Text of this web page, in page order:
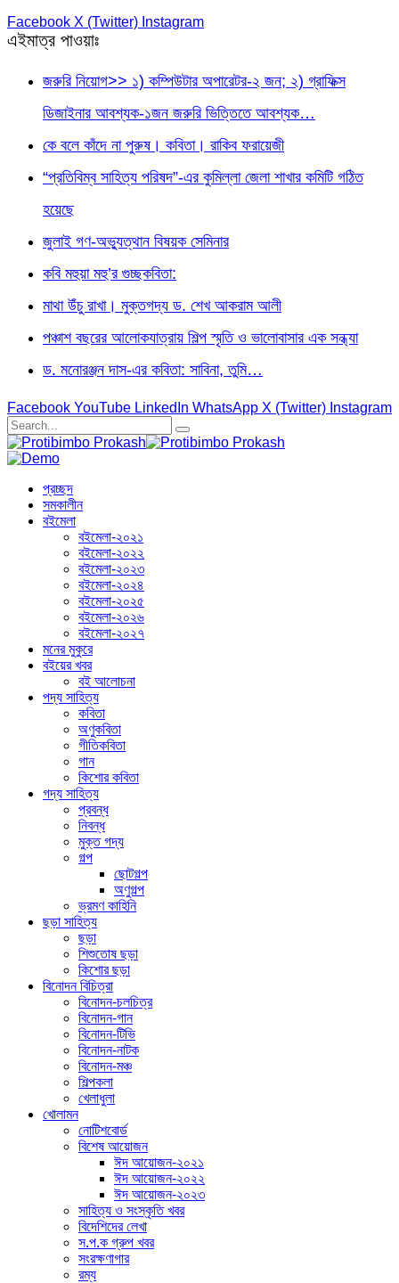
Facebook X (Twitter) Instagram
এইমাত্র পাওয়াঃ
জরুরি নিয়োগ>> ১) কম্পিউটার অপারেটর-২ জন; ২) গ্রাফিক্স
ডিজাইনার আবশ্যক-১জন জরুরি ভিত্তিতে আবশ্যক…
কে বলে কাঁদে না পুরুষ। কবিতা। রাকিব ফরায়েজী
“প্রতিবিম্ব সাহিত্য পরিষদ”-এর কুমিল্লা জেলা শাখার কমিটি গঠিত
হয়েছে
জুলাই গণ-অভ্যুত্থান বিষয়ক সেমিনার
কবি মহুয়া মহু’র গুচ্ছকবিতা:
মাথা উঁচু রাখা। মুক্তগদ্য ড. শেখ আকরাম আলী
পঞ্চাশ বছরের আলোকযাত্রায় শিল্প স্মৃতি ও ভালোবাসার এক সন্ধ্যা
ড. মনোরঞ্জন দাস-এর কবিতা: সাবিনা, তুমি…
Facebook YouTube LinkedIn WhatsApp X (Twitter) Instagram
প্রচ্ছদ
সমকালীন
বইমেলা
বইমেলা-২০২১
বইমেলা-২০২২
বইমেলা-২০২৩
বইমেলা-২০২৪
বইমেলা-২০২৫
বইমেলা-২০২৬
বইমেলা-২০২৭
মনের মুকুরে
বইয়ের খবর
বই আলোচনা
পদ্য সাহিত্য
কবিতা
অণুকবিতা
গীতিকবিতা
গান
কিশোর কবিতা
গদ্য সাহিত্য
প্রবন্ধ
নিবন্ধ
মুক্ত গদ্য
গল্প
ছোটগল্প
অণুগল্প
ভ্রমণ কাহিনি
ছড়া সাহিত্য
ছড়া
শিশুতোষ ছড়া
কিশোর ছড়া
বিনোদন বিচিত্রা
বিনোদন-চলচিত্র
বিনোদন-গান
বিনোদন-টিভি
বিনোদন-নাটক
বিনোদন-মঞ্চ
শিল্পকলা
খেলাধুলা
খোলামন
নোটিশবোর্ড
বিশেষ আয়োজন
ঈদ আয়োজন-২০২১
ঈদ আয়োজন-২০২২
ঈদ আয়োজন-২০২৩
সাহিত্য ও সংস্কৃতি খবর
বিদেশিদের লেখা
স.প.ক গ্রুপ খবর
সংরক্ষণাগার
রম্য